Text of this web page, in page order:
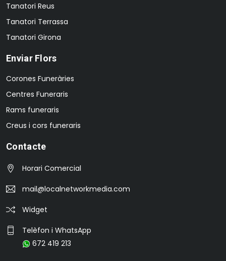
Tanatori Reus
Tanatori Terrassa
Tanatori Girona
Enviar Flors
Corones Funeràries
Centres Funeraris
Rams funeraris
Creus i cors funeraris
Contacte
Horari Comercial
mail@localnetworkmedia.com
Widget
Telèfon i WhatsApp
672 419 213